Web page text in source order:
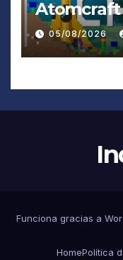
Atomcraft
05/08/2026
Funciona gracias a
HomePolítica